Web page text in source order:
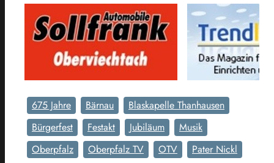
675 Jahre Bärnau
Blaskapelle Thanhausen
Bürgerfest
Festakt Jubiläum
Musik
Oberpfalz
Oberpfalz TV OTV
Pater Nickl